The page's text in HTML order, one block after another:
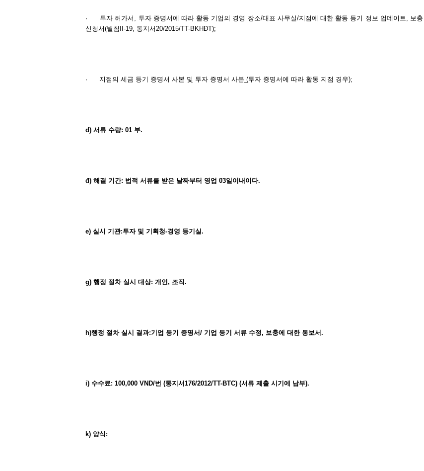
· 투자 허가서, 투자 증명서에 따라 활동 기업의 경영 장소/대표 사무실/지점에 대한 활동 등기 정보 업데이트, 보충
신청서(별첨II-19, 통지서20/2015/TT-BKHĐT);
· 지점의 세금 등기 증명서 사본 및 투자 증명서 사본 (투자 증명서에 따라 활동 지점 경우);
d) 서류 수량: 01 부.
đ) 해결 기간: 법적 서류를 받은 날짜부터 영업 03일이내이다.
e) 실시 기관:투자 및 기획청-경영 등기실.
g) 행정 절차 실시 대상: 개인, 조직.
h)행정 절차 실시 결과:기업 등기 증명서 / 기업 등기 서류 수정, 보충에 대한 통보서 .
i) 수수료: 100,000 VND/번 (통지서 176/2012/TT-BTC) (서류 제출 시기에 납부).
k) 양식: